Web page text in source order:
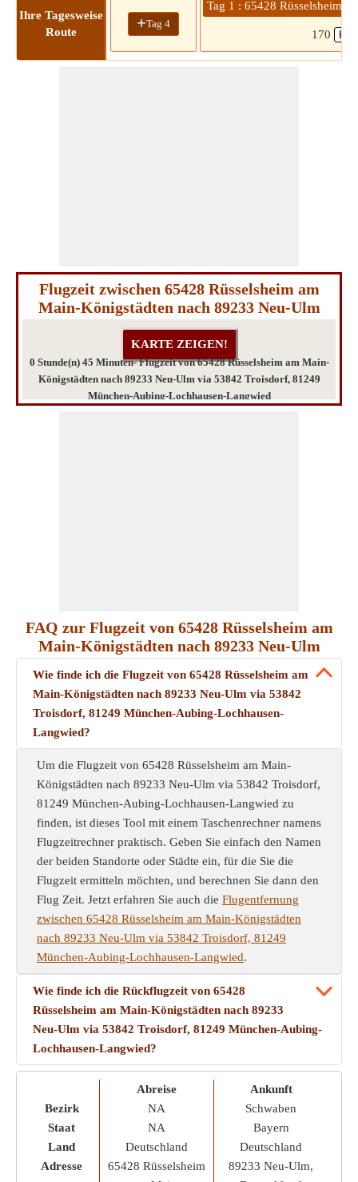
Ihre Tagesweise
Route
+Tag 4
Tag 1 : 65428 Rüsselsheim
170
Flugzeit zwischen 65428 Rüsselsheim am
Main-Königstädten nach 89233 Neu-Ulm
0 Stunde(n) 45 Minuten- Flugzeit von 65428 Rüsselsheim am Main-
Königstädten nach 89233 Neu-Ulm via 53842 Troisdorf, 81249
München-Aubing-Lochhausen-Langwied
FAQ zur Flugzeit von 65428 Rüsselsheim am
Main-Königstädten nach 89233 Neu-Ulm
Wie finde ich die Flugzeit von 65428 Rüsselsheim am
Main-Königstädten nach 89233 Neu-Ulm via 53842
Troisdorf, 81249 München-Aubing-Lochhausen-
Langwied?
Um die Flugzeit von 65428 Rüsselsheim am Main-
Königstädten nach 89233 Neu-Ulm via 53842 Troisdorf,
81249 München-Aubing-Lochhausen-Langwied zu
finden, ist dieses Tool mit einem Taschenrechner namens
Flugzeitrechner praktisch. Geben Sie einfach den Namen
der beiden Standorte oder Städte ein, für die Sie die
Flugzeit ermitteln möchten, und berechnen Sie dann den
Flug Zeit. Jetzt erfahren Sie auch die Flugentfernung
zwischen 65428 Rüsselsheim am Main-Königstädten
nach 89233 Neu-Ulm via 53842 Troisdorf, 81249
München-Aubing-Lochhausen-Langwied.
Wie finde ich die Rückflugzeit von 65428
Rüsselsheim am Main-Königstädten nach 89233
Neu-Ulm via 53842 Troisdorf, 81249 München-Aubing-
Lochhausen-Langwied?
Bezirk
Staat
Land
Adresse
Abreise
NA
NA
Deutschland
65428 Rüsselsheim
Ankunft
Schwaben
Bayern
Deutschland
89233 Neu-Ulm,